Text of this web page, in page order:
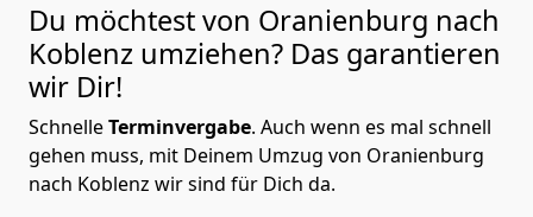
Du möchtest von Oranienburg nach
Koblenz umziehen? Das garantieren
wir Dir!
SchnelleTerminvergabe. Auch wenn es mal schnell
gehen muss, mit Deinem Umzug von Oranienburg
nach Koblenz wir sind für Dich da.